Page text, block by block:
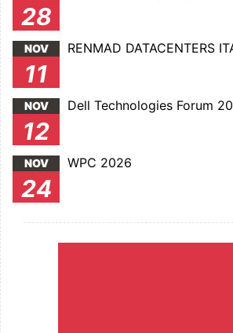
28
NOV
11
RENMAD DATACENTERS
NOV
12
Dell Technologies Forum
NOV
24
WPC 2026